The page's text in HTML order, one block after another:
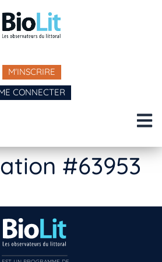
M'INSCRIRE
CONNECTER
#63953